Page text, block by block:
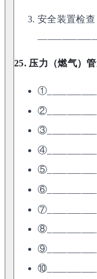
安全装置检查
25. 压力（燃气）